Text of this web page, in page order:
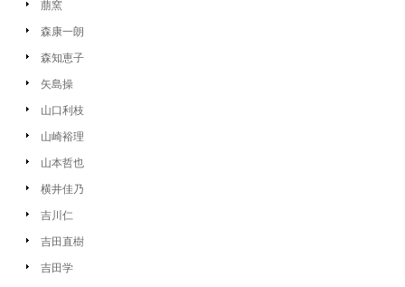
萠窯
森康一朗
森知恵子
矢島操
山口利枝
山崎裕理
山本哲也
横井佳乃
吉川仁
吉田直樹
吉田学